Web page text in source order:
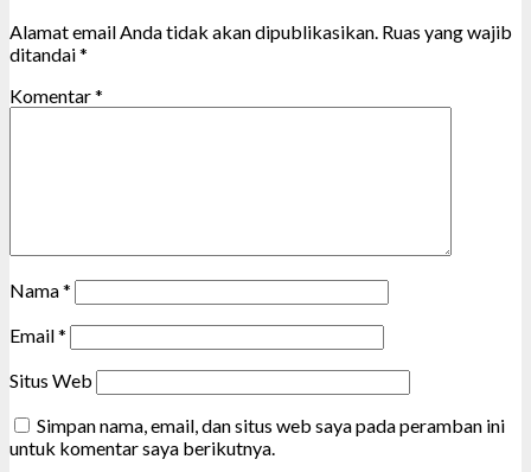
Alamat email Anda tidak akan dipublikasikan. Ruas yang wajib
ditandai*
Komentar*
Nama*
Email*
Situs Web
Simpan nama, email, dan situs web saya pada peramban ini
untuk komentar saya berikutnya.